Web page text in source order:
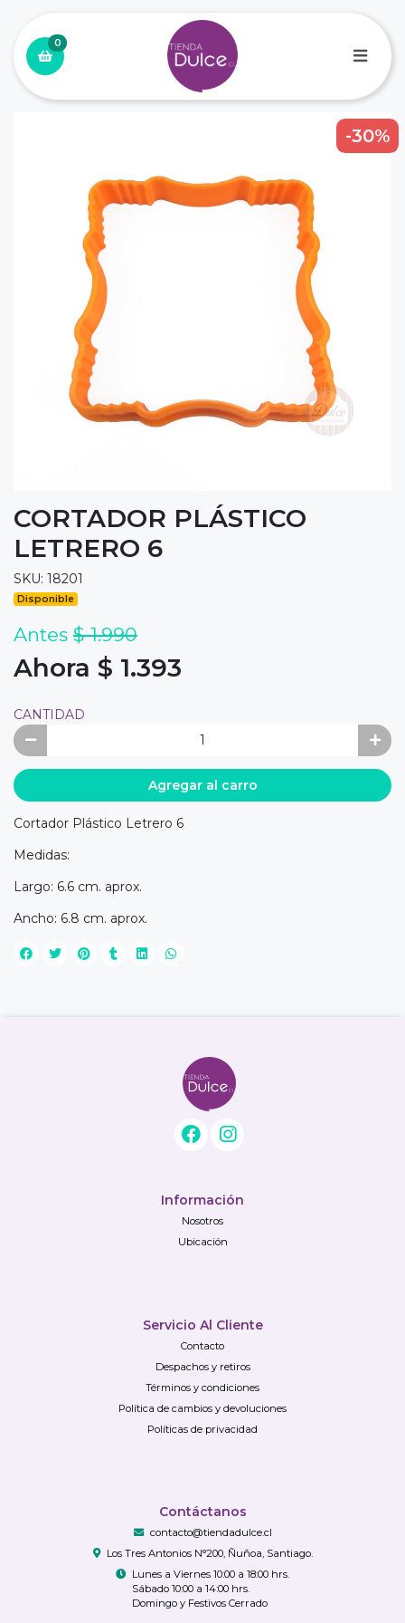
0
-30%
CORTADOR PLÁSTICO
LETRERO 6
SKU: 18201
Disponible
Antes $ 1.990
Ahora $ 1.393
CANTIDAD
Agregar al carro
Cortador Plástico Letrero 6
Medidas:
Largo: 6.6 cm. aprox.
Ancho: 6.8 cm. aprox.
Información
Nosotros
Ubicación
Servicio Al Cliente
Contacto
Despachos y retiros
Términos y condiciones
Política de cambios y devoluciones
Políticas de privacidad
Contáctanos
contacto@tiendadulce.cl
Los Tres Antonios N°200, Ñuñoa, Santiago.
Lunes a Viernes 10:00 a 18:00 hrs.
Sábado 10:00 a 14:00 hrs.
Domingo y Festivos Cerrado